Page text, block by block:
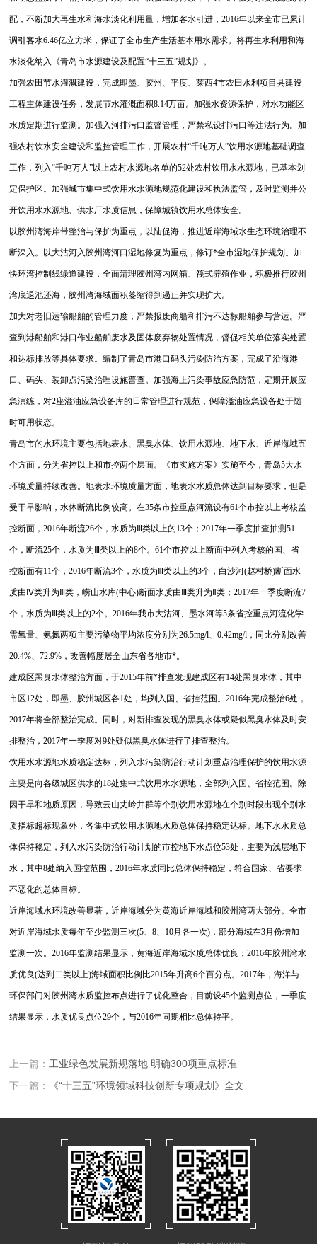
配，不断加大再生水和海水淡化利用量，增加客水引进，2016年以来全市已累计
调引客水6.46亿立方米，保证了全市生产生活基本用水需求。将再生水利用和海
水淡化纳入《青岛市水源建设及配置“十三五”规划》。
加强农田节水灌溉建设，完成即墨、胶州、平度、莱西4市农田水利项目县建设
工程主体建设任务，发展节水灌溉面积8.14万亩。加强水资源保护，对水功能区
水质定期进行监测。加强入河排污口监督管理，严禁私设排污口等违法行为。加
强农村饮水安全建设和监控管理工作，开展农村“千吨万人”饮用水源地基础调查
工作，列入“千吨万人”以上农村水源地名单的52处农村饮用水水源地，已基本划
定保护区。加强城市集中式饮用水水源地规范化建设和执法监管，及时监测并公
开饮用水水源地、供水厂水质信息，保障城镇饮用水总体安全。
以胶州湾海岸带整治与保护为重点，以陆促海，推进近岸海域水生态环境治理不
断深入。以大沽河入胶州湾河口湿地修复为重点，修订*全市湿地保护规划。加
快环湾控制线绿道建设，全面清理胶州湾内网箱、筏式养殖作业，积极推行胶州
湾底退池还海，胶州湾海域面积萎缩得到遏止并实现扩大。
加大对老旧运输船舶的管理力度，严禁报废商船和排污不达标船舶参与营运。严
查到港船舶和港口作业船舶废水及固体废弃物处置情况，督促相关单位落实处置
和达标排放等具体要求。编制了青岛市港口码头污染防治方案，完成了沿海港
口、码头、装卸点污染治理设施普查。加强海上污染事故应急防范，定期开展应
急演练，对2座溢油应急设备库的日常管理进行规范，保障溢油应急设备处于随
时可用状态。
青岛市的水环境主要包括地表水、黑臭水体、饮用水源地、地下水、近岸海域五
个方面，分为省控以上和市控两个层面。《市实施方案》实施至今，青岛5大水
环境质量持续改善。地表水环境质量方面，地表水水质总体达到目标要求，但是
受干旱影响，水体断流比例较高。在35条市控重点河流设有61个市控以上考核监
控断面，2016年断流26个，水质为Ⅲ类以上的13个；2017年一季度抽查抽测51
个，断流25个，水质为Ⅲ类以上的8个。61个市控以上断面中列入考核的国、省
控断面有11个，2016年断流3个，水质为Ⅲ类以上的3个，白沙河(赵村桥)断面水
质由Ⅳ类升为Ⅲ类，崂山水库(中心)断面水质由Ⅲ类升为Ⅱ类；2017年一季度断流7
个，水质为Ⅲ类以上的2个。2016年我市大沽河、墨水河等5条省控重点河流化学
需氧量、氨氮两项主要污染物平均浓度分别为26.5mg/l、0.42mg/l，同比分别改善
20.4%、72.9%，改善幅度居全山东省各地市*。
建成区黑臭水体整治方面，于2015年前*排查发现建成区有14处黑臭水体，其中
市区12处，即墨、胶州城区各1处，均列入国、省控范围。2016年完成整治6处，
2017年将全部整治完成。同时，对新排查发现的黑臭水体或疑似黑臭水体及时安
排整治，2017年一季度对9处疑似黑臭水体进行了排查整治。
饮用水水源地水质稳定达标，列入水污染防治行动计划重点治理保护的饮用水源
主要是向各级城区供水的18处集中式饮用水水源地，全部列入国、省控范围。除
因干旱和地质原因，导致云山丈岭井群等个别饮用水源地在个别时段出现个别水
质指标超标现象外，各集中式饮用水源地水质总体保持稳定达标。地下水水质总
体保持稳定，列入水污染防治行动计划的市控地下水点位53处，主要为浅层地下
水，其中8处纳入国控范围，2016年水质同比总体保持稳定，符合国家、省要求
不恶化的总体目标。
近岸海域水环境改善显著，近岸海域分为黄海近岸海域和胶州湾两大部分。全市
对近岸海域水质每年至少监测三次(5、8、10月各一次)，部分海域在3月份增加
监测一次。2016年监测结果显示，黄海近岸海域水质总体优良；2016年胶州湾水
质优良(达到二类以上)海域面积比例比2015年升高6个百分点。2017年，海洋与
环保部门对胶州湾水质监控布点进行了优化整合，目前设45个监测点位，一季度
结果显示，水质优良点位29个，与2016年同期相比总体持平。
上一篇： 工业绿色发展新规落地 明确300项重点标准
下一篇：
《“十三五”环境领域科技创新专项规划》全文